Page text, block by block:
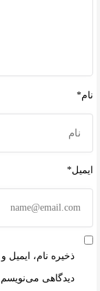
نام*
ایمیل*
ذخیره نام،
دیدگاهی